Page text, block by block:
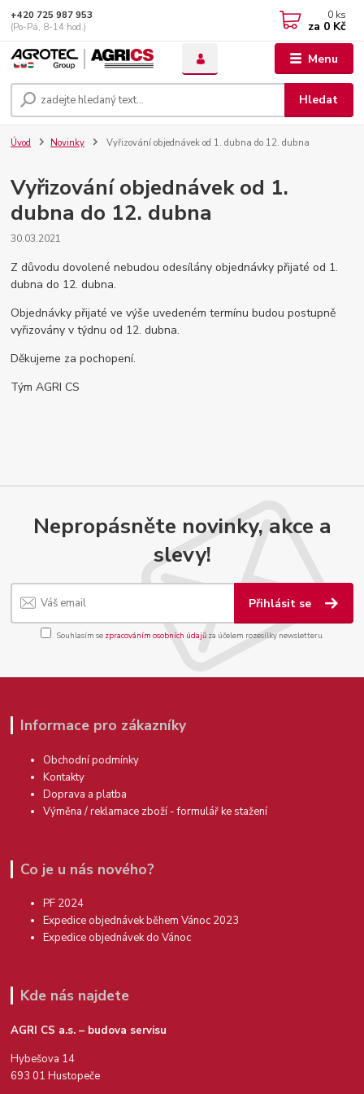
Menu
Hledat
+420 725 987 953
(Po-Pá, 8-14 hod.)
0 ks
za 0 Kč
Úvod Novinky Vyřizování objednávek od 1. dubna do 12. dubna
Vyřizování objednávek od 1.
dubna do 12. dubna
30.03.2021
Z důvodu dovolené nebudou odesílány objednávky přijaté od 1.
dubna do 12. dubna.
Objednávky přijaté ve výše uvedeném termínu budou postupně
vyřizovány v týdnu od 12. dubna.
Děkujeme za pochopení.
Tým AGRI CS
Nepropásněte novinky, akce a
slevy!
Přihlásit se
Souhlasím se zpracováním osobních údajůza účelem rozesílky newsletteru.
Informace pro zákazníky
Obchodní podmínky
Kontakty
Doprava a platba
Výměna / reklamace zboží - formulář ke stažení
Co je u nás nového?
PF 2024
Expedice objednávek během Vánoc 2023
Expedice objednávek do Vánoc
Kde nás najdete
AGRI CS a.s. – budova servisu
Hybešova 14
693 01 Hustopeče